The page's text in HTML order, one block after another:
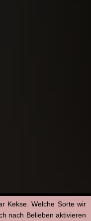
Kekse. Welche Sorte wir
nach Belieben aktivieren